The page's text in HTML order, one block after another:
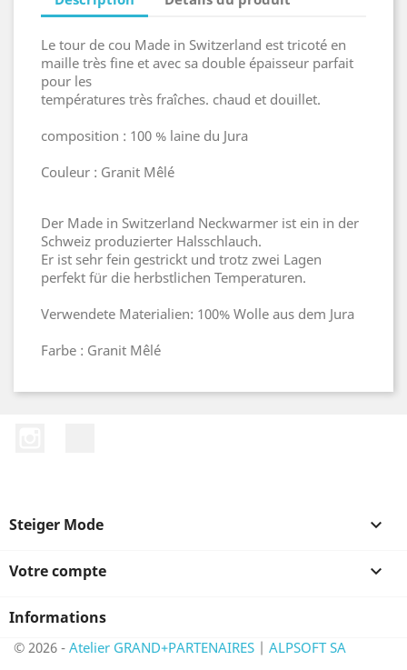
Le tour de cou Made in Switzerland est tricoté en
maille très fine et avec sa double épaisseur parfait
pour les
températures très fraîches. chaud et douillet.
composition : 100 % laine du Jura
Couleur : Granit Mêlé
Der Made in Switzerland Neckwarmer ist ein in der
Schweiz produzierter Halsschlauch.
Er ist sehr fein gestrickt und trotz zwei Lagen
perfekt für die herbstlichen Temperaturen.
Verwendete Materialien: 100% Wolle aus dem Jura
Farbe : Granit Mêlé
Steiger Mode 
Votre compte 
Informations
© 2026 - Atelier GRAND+PARTENAIRES | ALPSOFT SA